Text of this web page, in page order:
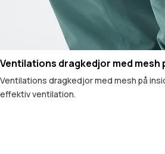
Ventilations dragkedjor med mesh
Ventilations dragkedjor med mesh på
effektiv ventilation.